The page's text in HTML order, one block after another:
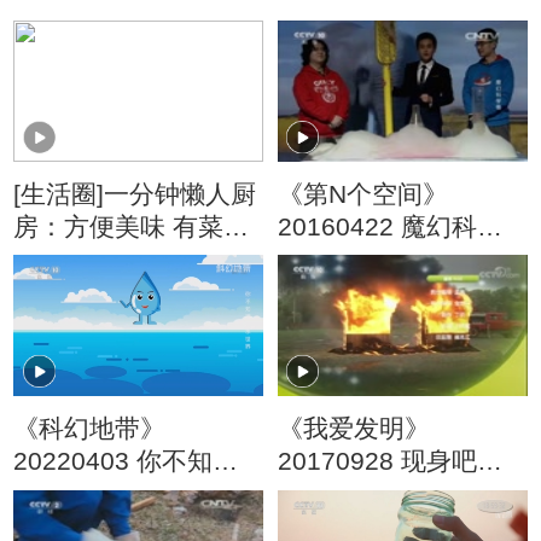
[生活圈]一分钟懒人厨
房：方便美味 有菜有
肉一锅出
《第N个空间》
20160422 魔幻科学
秀
《科幻地带》
20220403 你不知道
的水世界
《我爱发明》
20170928 现身吧葱
姜蒜